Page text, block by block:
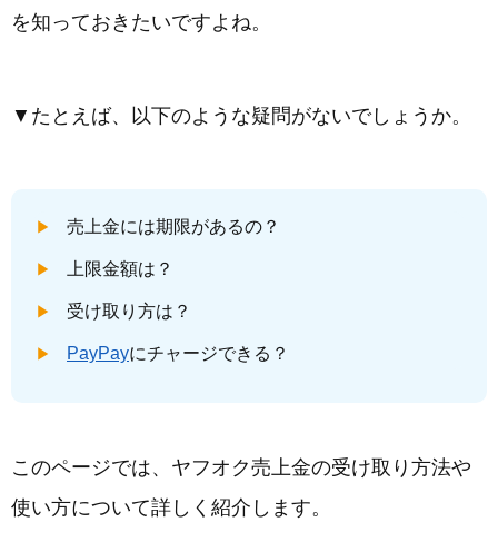
を知っておきたいですよね。
▼たとえば、以下のような疑問がないでしょうか。
売上金には期限があるの？
上限金額は？
受け取り方は？
PayPayにチャージできる？
このページでは、ヤフオク売上金の受け取り方法や
使い方について詳しく紹介します。